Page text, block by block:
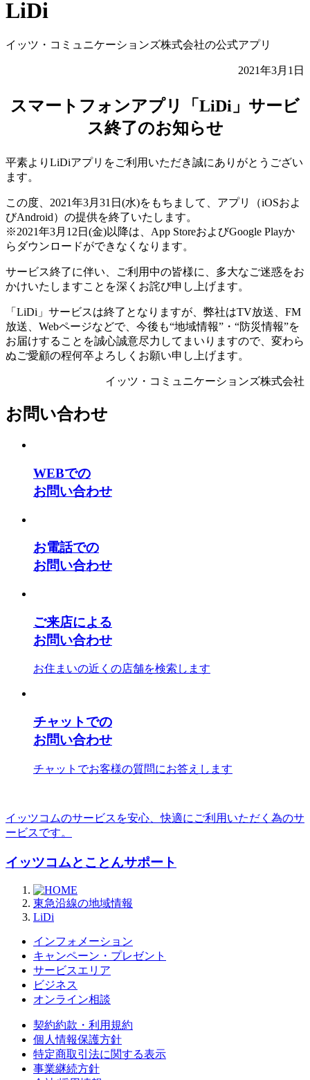
LiDi
イッツ・コミュニケーションズ株式会社の公式アプリ
2021年3月1日
スマートフォンアプリ「LiDi」サービ
ス終了のお知らせ
平素よりLiDiアプリをご利用いただき誠にありがとうござい
ます。
この度、2021年3月31日(水)をもちまして、アプリ（iOSおよ
びAndroid）の提供を終了いたします。
※2021年3月12日(金)以降は、App StoreおよびGoogle Playか
らダウンロードができなくなります。
サービス終了に伴い、ご利用中の皆様に、多大なご迷惑をお
かけいたしますことを深くお詫び申し上げます。
「LiDi」サービスは終了となりますが、弊社はTV放送、FM
放送、Webページなどで、今後も“地域情報”・“防災情報”を
お届けすることを誠心誠意尽力してまいりますので、変わら
ぬご愛顧の程何卒よろしくお願い申し上げます。
イッツ・コミュニケーションズ株式会社
お問い合わせ
WEBでの
お問い合わせ
お電話での
お問い合わせ
ご来店による
お問い合わせ
お住まいの近くの店舗を検索します
チャットでの
お問い合わせ
チャットでお客様の質問にお答えします
イッツコムのサービスを安心、快適にご利用いただく為のサ
ービスです。
イッツコムとことんサポート
東急沿線の地域情報
LiDi
インフォメーション
キャンペーン・プレゼント
サービスエリア
ビジネス
オンライン相談
契約約款・利用規約
個人情報保護方針
特定商取引法に関する表示
事業継続方針